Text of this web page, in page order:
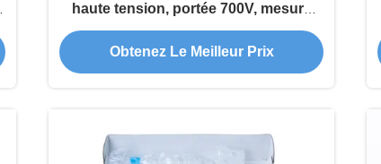
haute tension, portée 700V, mesure
flottante de bande passante 100MHz
pour électronique de puissance
Obtenez Le Meilleur Prix